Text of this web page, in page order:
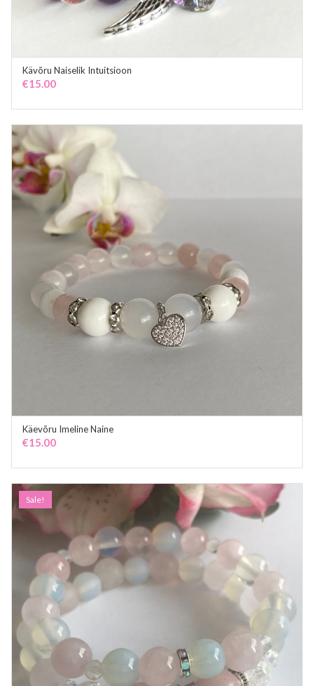
Kävõru Naiselik Intuitsioon
€15.00
Käevõru Imeline Naine
€15.00
Sale!